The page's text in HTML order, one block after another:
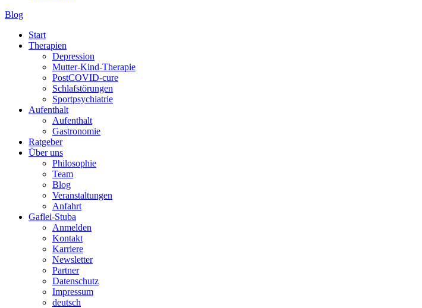
Blog
Start
Therapien
Depression
Mutter-Kind-Therapie
PostCOVID-cure
Schlafstörungen
Sportpsychiatrie
Aufenthalt
Aufenthalt
Gastronomie
Ratgeber
Über uns
Philosophie
Team
Blog
Veranstaltungen
Anfahrt
Gaflei-Stuba
Anmelden
Kontakt
Karriere
Newsletter
Partner
Datenschutz
Impressum
deutsch